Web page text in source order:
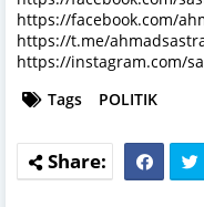
https://facebook.com/
https://t.me/
https://instagram.com/
Tags
POLITIK